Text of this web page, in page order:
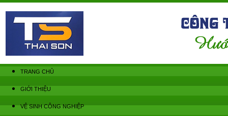
TRANG CHỦ
GIỚI THIỆU
VỆ SINH CÔNG NGHIỆP